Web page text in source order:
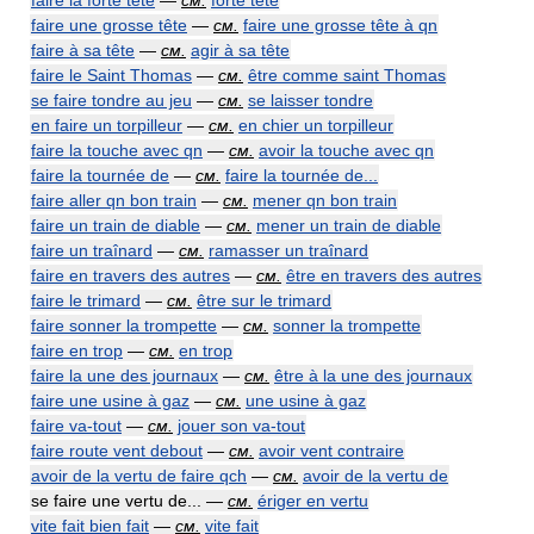
faire une grosse tête — см. faire une grosse tête à qn
faire à sa tête — см. agir à sa tête
faire le Saint Thomas — см. être comme saint Thomas
se faire tondre au jeu — см. se laisser tondre
en faire un torpilleur — см. en chier un torpilleur
faire la touche avec qn — см. avoir la touche avec qn
faire la tournée de — см. faire la tournée de...
faire aller qn bon train — см. mener qn bon train
faire un train de diable — см. mener un train de diable
faire un traînard — см. ramasser un traînard
faire en travers des autres — см. être en travers des autres
faire le trimard — см. être sur le trimard
faire sonner la trompette — см. sonner la trompette
faire en trop — см. en trop
faire la une des journaux — см. être à la une des journaux
faire une usine à gaz — см. une usine à gaz
faire va-tout — см. jouer son va-tout
faire route vent debout — см. avoir vent contraire
avoir de la vertu de faire qch — см. avoir de la vertu de
se faire une vertu de... — см. ériger en vertu
vite fait bien fait — см. vite fait